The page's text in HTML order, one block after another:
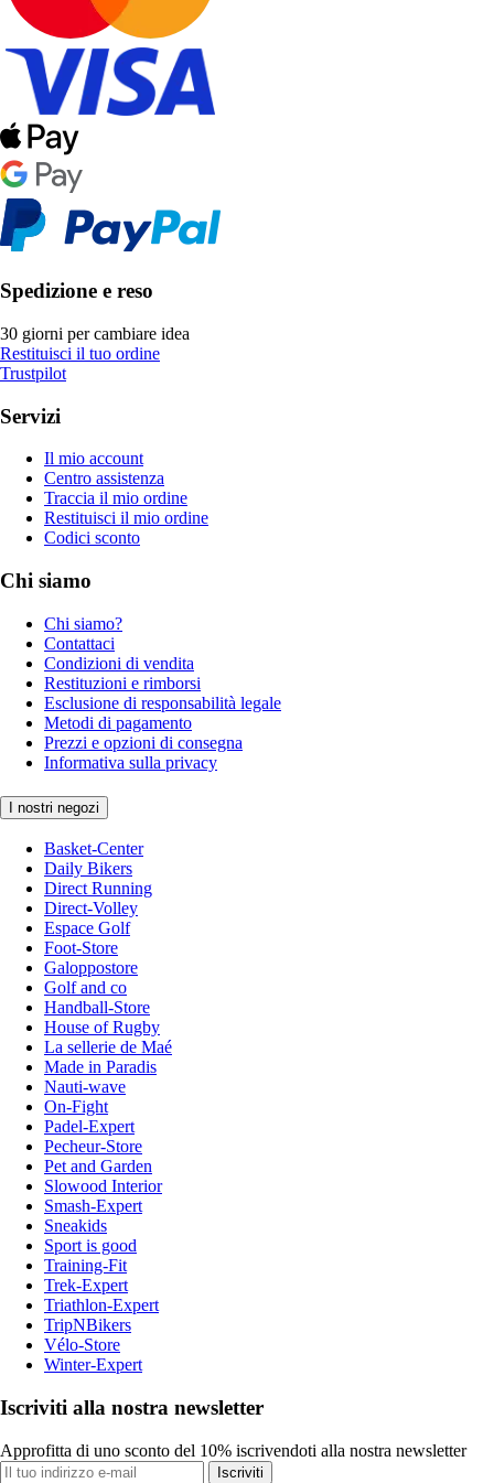
Spedizione e reso
30 giorni per cambiare idea
Restituisci il tuo ordine
Trustpilot
Servizi
Il mio account
Centro assistenza
Traccia il mio ordine
Restituisci il mio ordine
Codici sconto
Chi siamo
Chi siamo?
Contattaci
Condizioni di vendita
Restituzioni e rimborsi
Esclusione di responsabilità legale
Metodi di pagamento
Prezzi e opzioni di consegna
Informativa sulla privacy
I nostri negozi
Basket-Center
Daily Bikers
Direct Running
Direct-Volley
Espace Golf
Foot-Store
Galoppostore
Golf and co
Handball-Store
House of Rugby
La sellerie de Maé
Made in Paradis
Nauti-wave
On-Fight
Padel-Expert
Pecheur-Store
Pet and Garden
Slowood Interior
Smash-Expert
Sneakids
Sport is good
Training-Fit
Trek-Expert
Triathlon-Expert
TripNBikers
Vélo-Store
Winter-Expert
Iscriviti alla nostra newsletter
Approfitta di uno sconto del 10% iscrivendoti alla nostra newsletter
Iscriviti